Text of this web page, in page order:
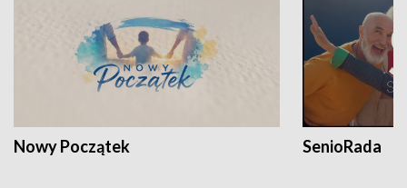
Nowy Początek SenioRada